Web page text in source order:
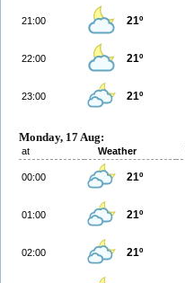
21:00 21º
22:00 21º
23:00 21º
Monday, 17 Aug:
at Weather
00:00 21º
01:00 21º
02:00 21º